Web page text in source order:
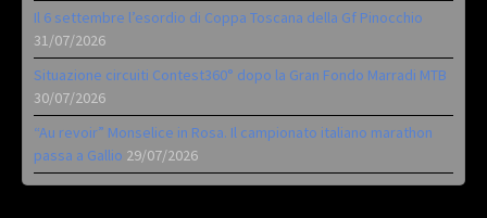
Il 6 settembre l’esordio di Coppa Toscana della Gf Pinocchio
31/07/2026
Situazione circuiti Contest360° dopo la Gran Fondo Marradi MTB
30/07/2026
“Au revoir” Monselice in Rosa. Il campionato italiano marathon
passa a Gallio 29/07/2026